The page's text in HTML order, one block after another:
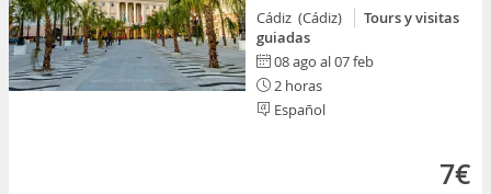
Cádiz (Cádiz)
Tours y visitas
guiadas
08 ago al 07 feb
2 horas
Español
7€